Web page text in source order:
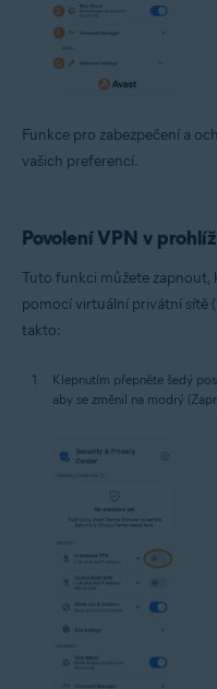
Funkce pro zabezpečení a
vašich preferencí.
Povolení VPN v
Tuto funkci můžete zapnout,
pomocí virtuální privátní sítě
takto:
Klepnutím přepněte šedý
aby se změnil na modrý